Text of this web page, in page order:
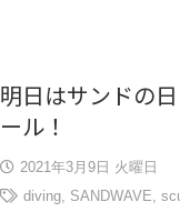
明日はサンドの
ール！
2021年3月9日 火曜日
diving
SANDWAVE ,